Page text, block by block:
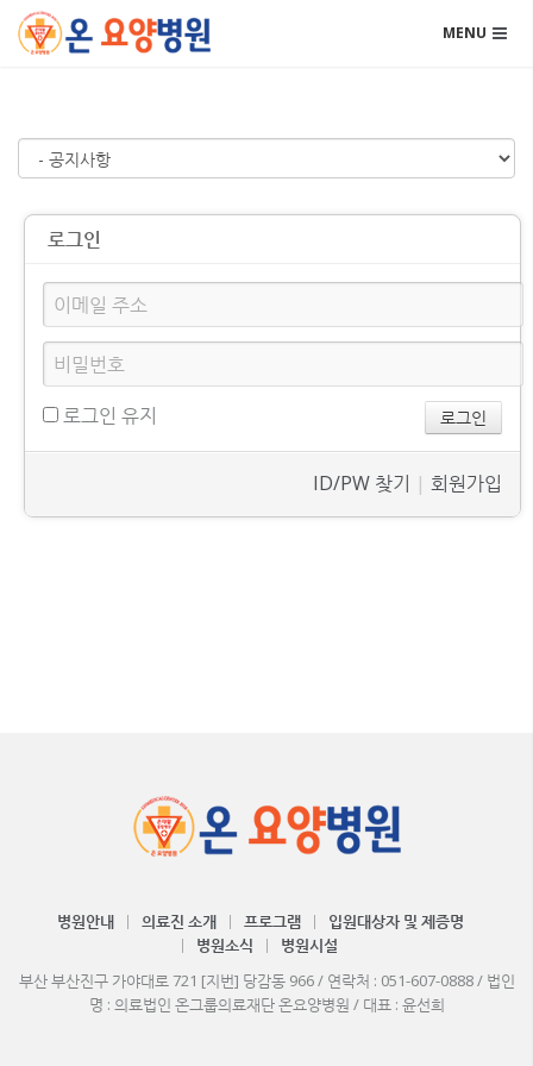
MENU
로그인
로그인 유지
ID/PW 찾기 | 회원가입
병원안내 의료진 소개 프로그램
입원대상자 및 제증명
병원소식
병원시설
부산 부산진구 가야대로 721 [지번] 당감동 966 / 연락처 : 051-607-0888 / 법인
명 : 의료법인 온그룹의료재단 온요양병원 / 대표 : 윤선희